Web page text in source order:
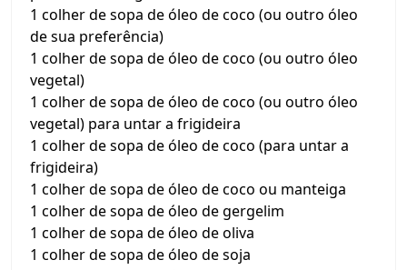
1 colher de sopa de óleo de coco (ou outro óleo
de sua preferência)
1 colher de sopa de óleo de coco (ou outro óleo
vegetal)
1 colher de sopa de óleo de coco (ou outro óleo
vegetal) para untar a frigideira
1 colher de sopa de óleo de coco (para untar a
frigideira)
1 colher de sopa de óleo de coco ou manteiga
1 colher de sopa de óleo de gergelim
1 colher de sopa de óleo de oliva
1 colher de sopa de óleo de soja